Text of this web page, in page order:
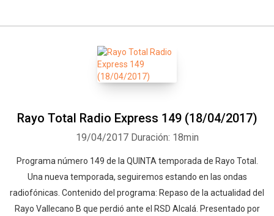
Rayo Total Radio Express 149 (18/04/2017)
19/04/2017 Duración: 18min
Programa número 149 de la QUINTA temporada de Rayo Total.
Una nueva temporada, seguiremos estando en las ondas
radiofónicas. Contenido del programa: Repaso de la actualidad del
Rayo Vallecano B que perdió ante el RSD Alcalá. Presentado por